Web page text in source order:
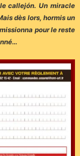
le callejón. Un miracle
dès lors, hormis un
pour lereste